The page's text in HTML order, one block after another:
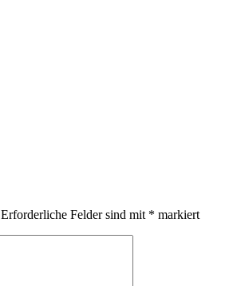
Erforderliche Felder sind mit * markiert